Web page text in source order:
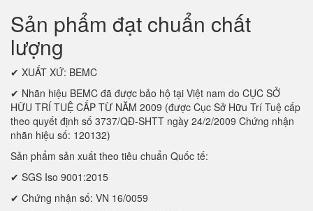
Sản phẩm đạt chuẩn chất
lượng
✔ XUẤT XỨ: BEMC
✔ Nhãn hiệu BEMC đã được bảo hộ tại Việt nam do CỤC SỞ
HỮU TRÍ TUỆ CẤP TỪ NĂM 2009 (được Cục Sở Hữu Trí Tuệ cấp
theo quyết định số 3737/QĐ-SHTT ngày 24/2/2009 Chứng nhận
nhãn hiệu số: 120132)
Sản phẩm sản xuất theo tiêu chuẩn Quốc tế:
✔ SGS Iso 9001:2015
✔ Chứng nhận số: VN 16/0059